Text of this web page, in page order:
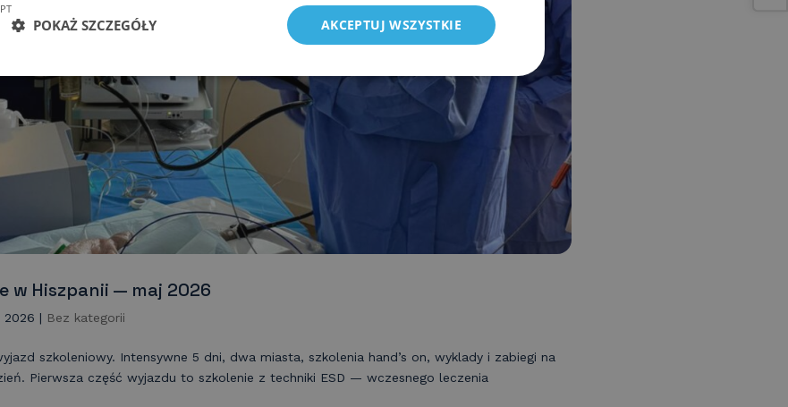
w Hiszpanii — maj 2026
2026 | Bez kategorii
szkoleniowy. Intensywne 5 dni, dwa miasta, szkolenia hand’s on, wyklady i zabiegi na
Pierwsza część wyjazdu to szkolenie z techniki ESD — wczesnego leczenia
AKCEPTUJ WSZYSTKIE
POKAŻ SZCZEGÓŁY